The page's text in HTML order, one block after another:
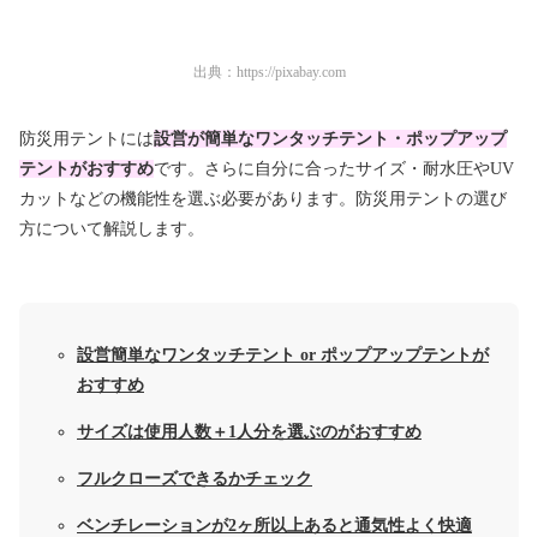
出典： https://pixabay.com
防災用テントには設営が簡単なワンタッチテント・ポップアップ
テントがおすすめです。さらに自分に合ったサイズ・耐水圧やUV
カットなどの機能性を選ぶ必要があります。防災用テントの選び
方について解説します。
設営簡単なワンタッチテント or ポップアップテントが
おすすめ
サイズは使用人数＋1人分を選ぶのがおすすめ
フルクローズできるかチェック
ベンチレーションが2ヶ所以上あると通気性よく快適